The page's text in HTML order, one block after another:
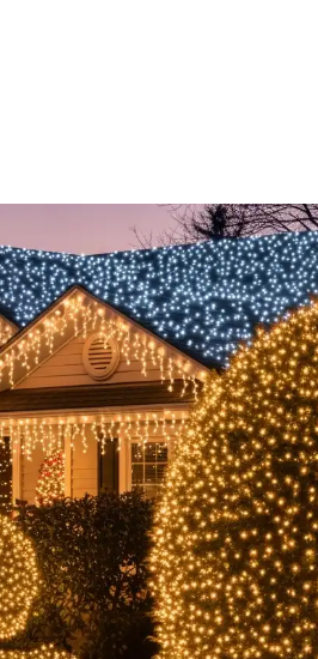
voor een magische
maar verhoogt ook de waarde
het beste bij jouw smaak,
weten voordat je investeert
die je met je smartphone
door en geven je concrete
tot
jouw huis?